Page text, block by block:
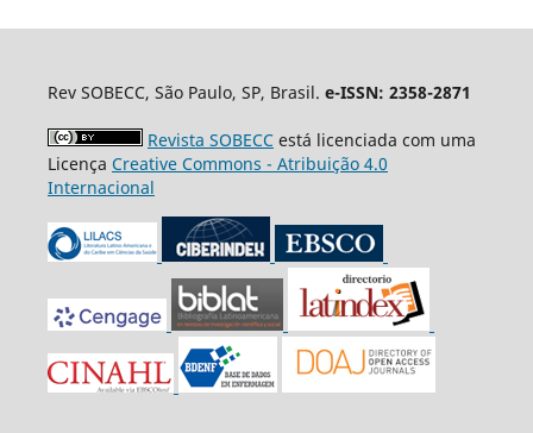
Rev SOBECC, São Paulo, SP, Brasil. e-ISSN: 2358-2871
Revista SOBECCestá licenciada com uma
Licença Creative Commons - Atribuição 4.0
Internacional